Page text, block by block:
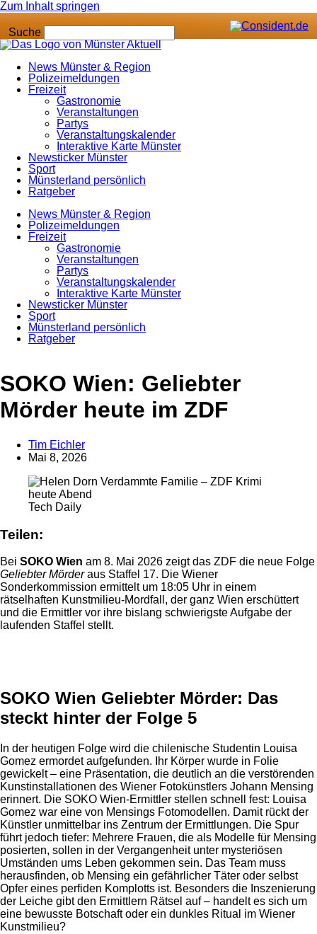
Zum Inhalt springen
Suche
News Münster & Region
Polizeimeldungen
Freizeit
Gastronomie
Veranstaltungen
Partys
Veranstaltungskalender
Interaktive Karte Münster
Newsticker Münster
Sport
Münsterland persönlich
Ratgeber
News Münster & Region
Polizeimeldungen
Freizeit
Gastronomie
Veranstaltungen
Partys
Veranstaltungskalender
Interaktive Karte Münster
Newsticker Münster
Sport
Münsterland persönlich
Ratgeber
Anzeige
SOKO Wien: Geliebter
Mörder heute im ZDF
Tim Eichler
Mai 8, 2026
Tech Daily
Teilen:
Bei SOKO Wien am 8. Mai 2026 zeigt das ZDF die neue Folge
Geliebter Mörderaus Staffel 17. Die Wiener
Sonderkommission ermittelt um 18:05 Uhr in einem
rätselhaften Kunstmilieu-Mordfall, der ganz Wien erschüttert
und die Ermittler vor ihre bislang schwierigste Aufgabe der
laufenden Staffel stellt.
SOKO Wien Geliebter Mörder: Das
steckt hinter der Folge 5
In der heutigen Folge wird die chilenische Studentin Louisa
Gomez ermordet aufgefunden. Ihr Körper wurde in Folie
gewickelt – eine Präsentation, die deutlich an die verstörenden
Kunstinstallationen des Wiener Fotokünstlers Johann Mensing
erinnert. Die SOKO Wien-Ermittler stellen schnell fest: Louisa
Gomez war eine von Mensings Fotomodellen. Damit rückt der
Künstler unmittelbar ins Zentrum der Ermittlungen. Die Spur
führt jedoch tiefer: Mehrere Frauen, die als Modelle für Mensing
posierten, sollen in der Vergangenheit unter mysteriösen
Umständen ums Leben gekommen sein. Das Team muss
herausfinden, ob Mensing ein gefährlicher Täter oder selbst
Opfer eines perfiden Komplotts ist. Besonders die Inszenierung
der Leiche gibt den Ermittlern Rätsel auf – handelt es sich um
eine bewusste Botschaft oder ein dunkles Ritual im Wiener
Kunstmilieu?